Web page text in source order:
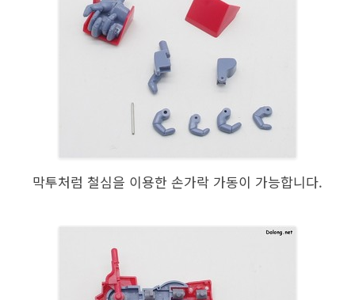
막투처럼 철심을 이용한 손가락 가동이 가능합니다.